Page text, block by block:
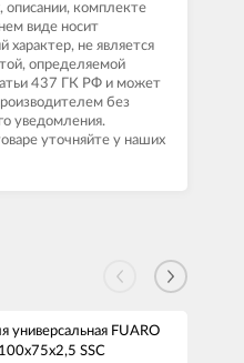
описании, комплекте
виде носит
характер, не является
определяемой
437 ГК РФ и может
без
уведомления.
уточняйте у наших
универсальная FUARO
SSC